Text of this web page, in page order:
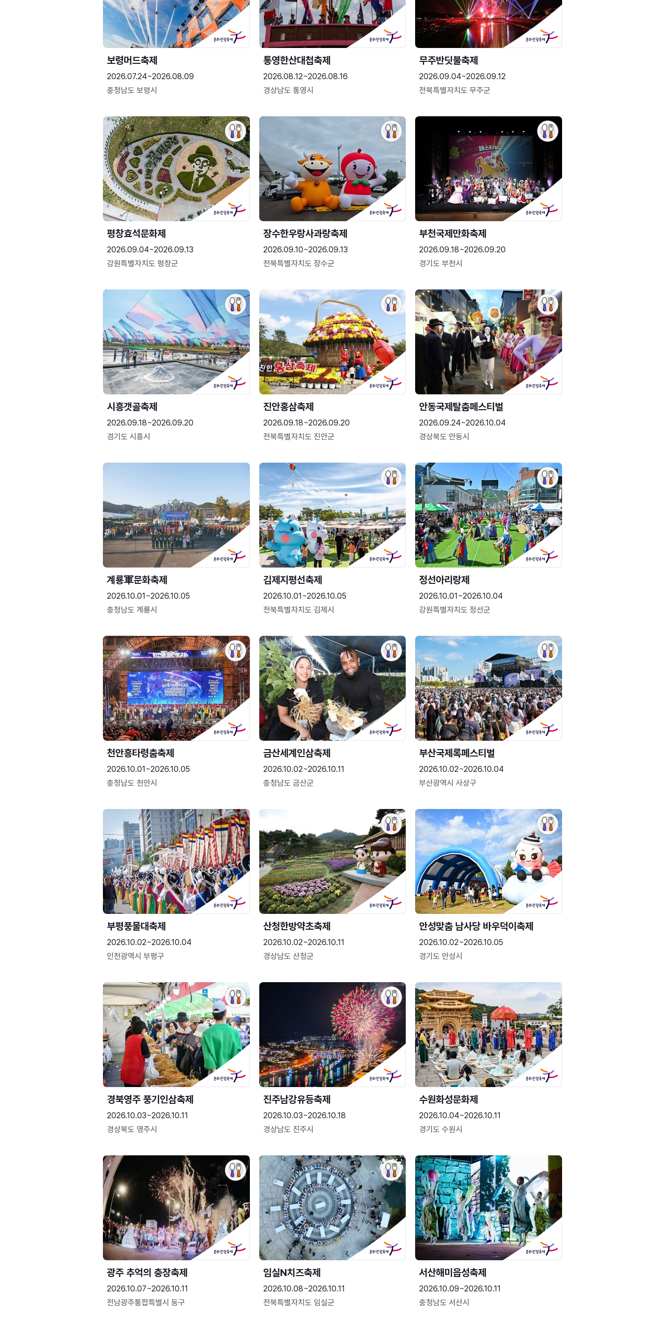
보령머드축제
2026.07.24~2026.08.09
충청남도 보령시
통영한산대첩축제
2026.08.12~2026.08.16
경상남도 통영시
무주반딧불축제
2026.09.04~2026.09.12
전북특별자치도 무주군
평창효석문화제
2026.09.04~2026.09.13
강원특별자치도 평창군
장수한우랑사과랑축제
2026.09.10~2026.09.13
전북특별자치도 장수군
부천국제만화축제
2026.09.18~2026.09.20
경기도 부천시
시흥갯골축제
2026.09.18~2026.09.20
경기도 시흥시
진안홍삼축제
2026.09.18~2026.09.20
전북특별자치도 진안군
안동국제탈춤페스티벌
2026.09.24~2026.10.04
경상북도 안동시
2026.10.01~2026.10.05
충청남도 계룡시
김제지평선축제
2026.10.01~2026.10.05
전북특별자치도 김제시
정선아리랑제
2026.10.01~2026.10.04
강원특별자치도 정선군
천안흥타령춤축제
2026.10.01~2026.10.05
충청남도 천안시
금산세계인삼축제
2026.10.02~2026.10.11
충청남도 금산군
부산국제록페스티벌
2026.10.02~2026.10.04
부산광역시 사상구
부평풍물대축제
2026.10.02~2026.10.04
인천광역시 부평구
산청한방약초축제
2026.10.02~2026.10.11
경상남도 산청군
안성맞춤 남사당 바우덕이축제
2026.10.02~2026.10.05
경기도 안성시
경북영주 풍기인삼축제
2026.10.03~2026.10.11
경상북도 영주시
진주남강유등축제
2026.10.03~2026.10.18
경상남도 진주시
수원화성문화제
2026.10.04~2026.10.11
경기도 수원시
광주 추억의 충장축제
2026.10.07~2026.10.11
전남광주통합특별시 동구
임실N치즈축제
2026.10.08~2026.10.11
전북특별자치도 임실군
서산해미읍성축제
2026.10.09~2026.10.11
충청남도 서산시